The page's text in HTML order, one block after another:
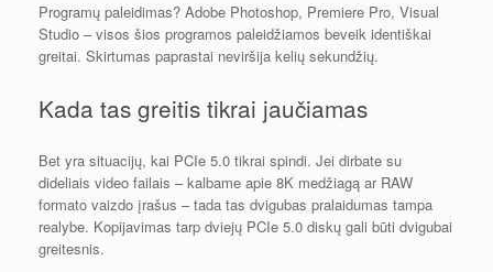
Programų paleidimas? Adobe Photoshop, Premiere Pro, Visual
Studio – visos šios programos paleidžiamos beveik identiškai
greitai. Skirtumas paprastai neviršija kelių sekundžių.
Kada tas greitis tikrai jaučiamas
Bet yra situacijų, kai PCIe 5.0 tikrai spindi. Jei dirbate su
dideliais video failais – kalbame apie 8K medžiagą ar RAW
formato vaizdo įrašus – tada tas dvigubas pralaidumas tampa
realybe. Kopijavimas tarp dviejų PCIe 5.0 diskų gali būti dvigubai
greitesnis.